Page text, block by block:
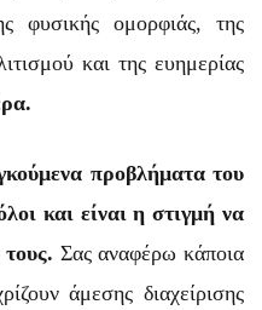
φυσικής ομορφιάς, της
και της ευημερίας
προβλήματα του
και είναι η στιγμή να
Σας αναφέρω κάποια
άμεσης διαχείρισης